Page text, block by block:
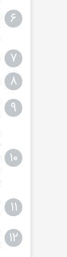
۶
۷
۸
۹
۱۰
۱۱
۱۲